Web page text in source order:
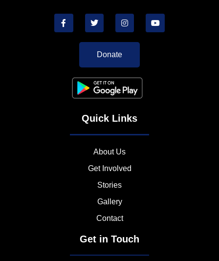
Donate
Quick Links
About Us
Get Involved
Stories
Gallery
Contact
Get in Touch